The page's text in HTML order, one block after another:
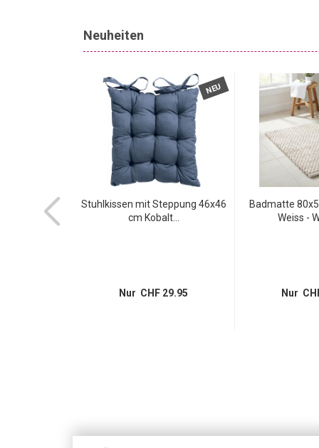
Neuheiten
80x50 cm in
NEU
Stuhlkissen mit Steppung 46x46
cm Kobalt...
Nur CHF 29.95
Badmatte
Weiss -
Nur